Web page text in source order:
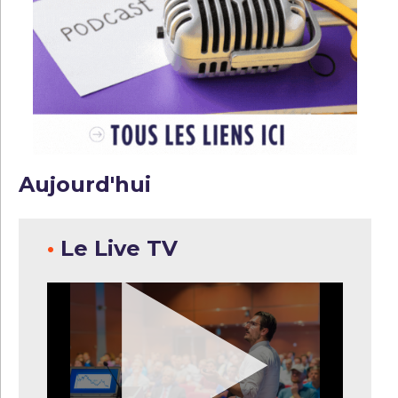
Aujourd'hui
• Le Live TV